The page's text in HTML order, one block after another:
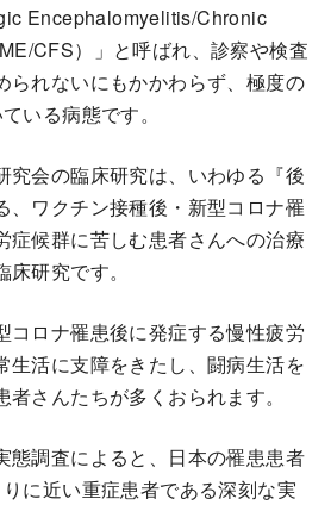
Encephalomyelitis/Chronic
CFS）」と呼ばれ、診察や検査
られないにもかかわらず、極度の
いる病態です。
究会の臨床研究は、いわゆる『後
、ワクチン接種後・新型コロナ罹
症候群に苦しむ患者さんへの治療
研究です。
コロナ罹患後に発症する慢性疲労
生活に支障をきたし、闘病生活を
さんたちが多くおられます。
態調査によると、日本の罹患患者
に近い重症患者である深刻な実